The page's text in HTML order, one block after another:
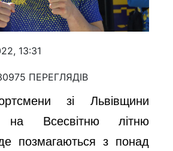
13:31
ПЕРЕГЛЯДІВ
зі Львівщини
на Всесвітню літню
позмагаються з понад